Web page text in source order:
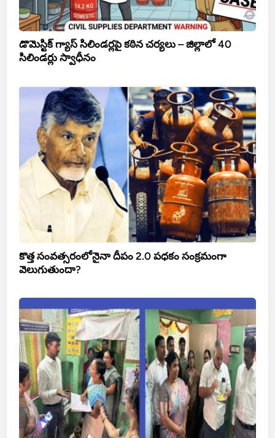
డొమెస్టిక్ గ్యాస్ సిలిండర్లపై కఠిన చర్యలు – జిల్లాలో 40
సిలిండర్లు స్వాధీనం
కొత్త సంవత్సరంలోనైనా దీపం 2.0 పధకం సంక్రమంగా
వెలుగుతుందా?